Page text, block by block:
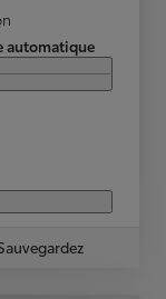
automatique